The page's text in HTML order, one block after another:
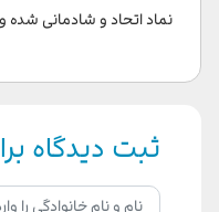
نماد اتحاد و شادمانی
ثبت دیدگاه